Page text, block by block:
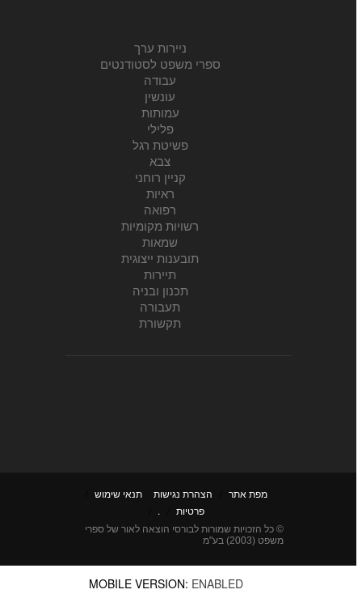
ניירות ערך
ספרי משפט לסטודנטים
עבודה
עונשין
עמותות
פלילי
פשיטת רגל
צבא
קניין רוחני
ראיות
רפואה
רשויות מקומיות
שמאות
תובענות ייצוגית
תיירות
תכנון ובניה
תעבורה
תקשורת
מפת אתר / הצהרת נגישות תנאי שימוש /
פרטיות /
© כל הזכויות שמורות לבורסי הוצאה לאור של ספרי
משפט (2003) בע"מ
MOBILE VERSION:ENABLED